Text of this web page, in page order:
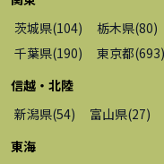
茨城県(104) 栃木県(80)
千葉県(190) 東京都(693)
信越・北陸
新潟県(54) 富山県(27)
東海